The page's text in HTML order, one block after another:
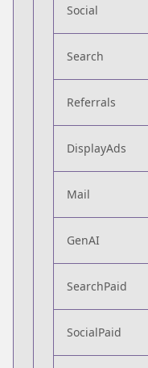
Social
Search
Referrals
DisplayAds
Mail
GenAI
SearchPaid
SocialPaid